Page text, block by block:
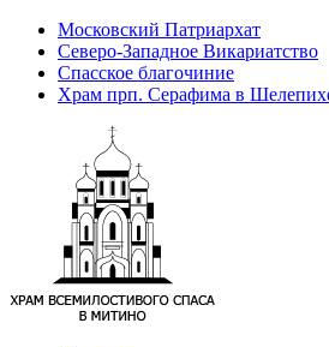
Московский Патриархат
Северо-Западное Викариатство
Спасское благочиние
Храм прп. Серафима в